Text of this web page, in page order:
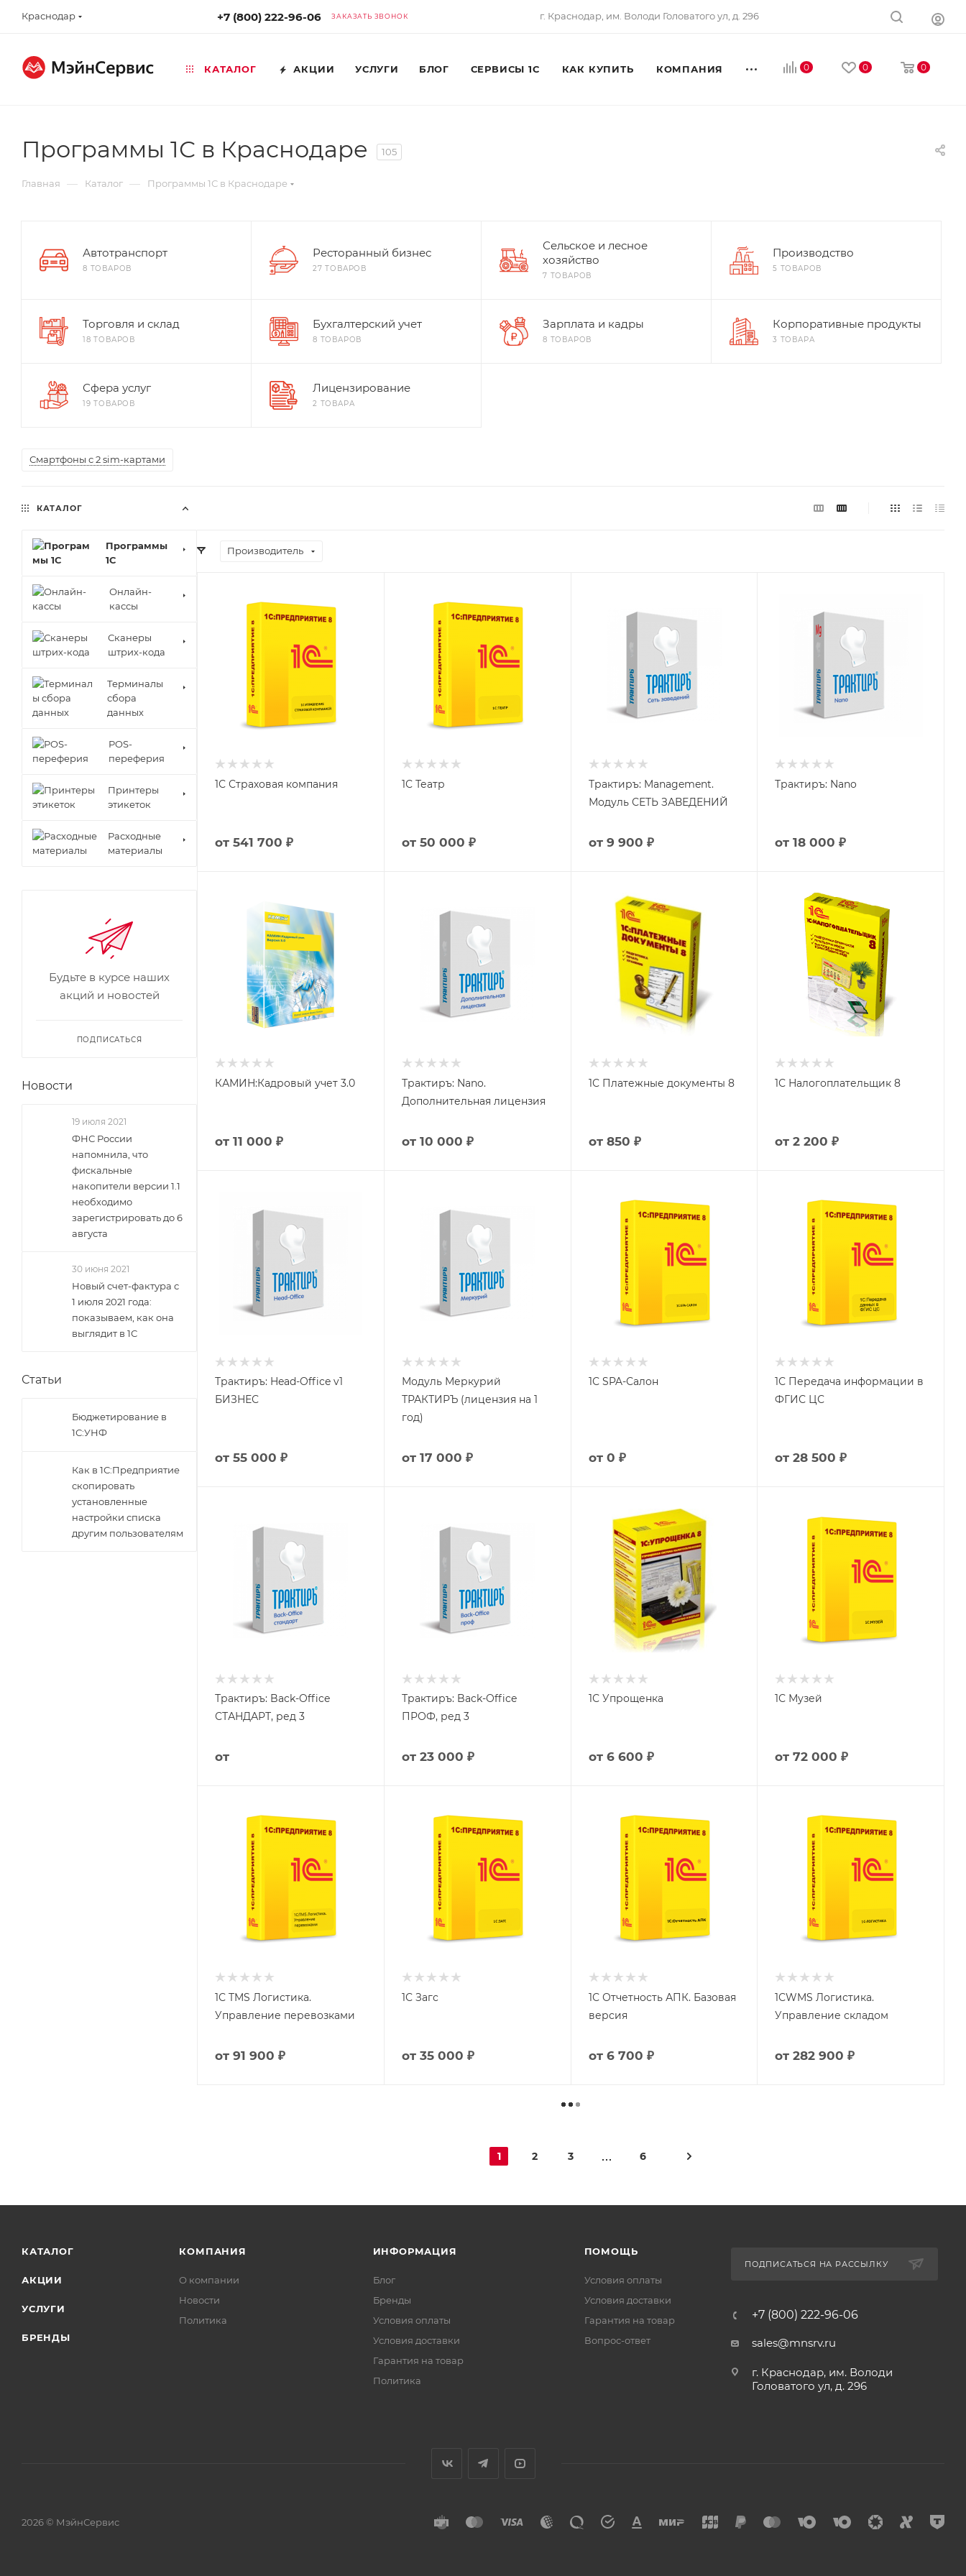
Краснодар +7 (800) 222-96-06 ЗАКАЗАТЬ ЗВОНОК г. Краснодар, им. Володи Головатого ул, д. 296
0 0 0
КАТАЛОГ АКЦИИ УСЛУГИ БЛОГ СЕРВИСЫ 1С КАК КУПИТЬ КОМПАНИЯ
Программы 1С в Краснодаре 105
Главная — Каталог — Программы 1С в Краснодаре
Автотранспорт
8 ТОВАРОВ
Ресторанный бизнес
27 ТОВАРОВ
Сельское и лесное
хозяйство
7 ТОВАРОВ
Производство
5 ТОВАРОВ
Торговля и склад
18 ТОВАРОВ
Бухгалтерский учет
8 ТОВАРОВ
Зарплата и кадры
8 ТОВАРОВ
Корпоративные продукты
3 ТОВАРА
Сфера услуг
19 ТОВАРОВ
Лицензирование
2 ТОВАРА
Смартфоны с 2 sim-картами
Производитель
1С Страховая компания
от 541 700 ₽
1С Театр
от 50 000 ₽
Трактиръ: Management.
Модуль СЕТЬ ЗАВЕДЕНИЙ
от 9 900 ₽
Трактиръ: Nano
от18 000 ₽
КАМИН:Кадровый учет 3.0
от 11 000 ₽
Трактиръ: Nano.
Дополнительная лицензия
от 10 000 ₽
1С Платежные документы 8
от 850 ₽
1С Налогоплательщик 8
от2 200 ₽
Трактиръ: Head-Office v1
БИЗНЕС
от 55 000 ₽
Модуль Меркурий
ТРАКТИРЪ (лицензия на 1
год)
от 17 000 ₽
1С SPA-Салон
от 0 ₽
1С Передача информации в
ФГИС ЦС
от28 500 ₽
Трактиръ: Back-Office
СТАНДАРТ, ред 3
от
Трактиръ: Back-Office
ПРОФ, ред 3
от 23 000 ₽
1С Упрощенка
от 6 600 ₽
1С Музей
от72 000 ₽
1С TMS Логистика.
Управление перевозками
от 91 900 ₽
1С Загс
от 35 000 ₽
1С Отчетность АПК. Базовая
версия
от 6 700 ₽
1СWMS Логистика.
Управление складом
от282 900 ₽
1 2 3 6
КАТАЛОГ
Программы
1С
Онлайн-
кассы
Сканеры
штрих-кода
Терминалы
сбора
данных
POS-
переферия
Принтеры
этикеток
Расходные
материалы
Будьте в курсе наших
акций и новостей
ПОДПИСАТЬСЯ
Новости
19 июля 2021
ФНС России
напомнила, что
фискальные
накопители версии 1.1
необходимо
зарегистрировать до 6
августа
30 июня 2021
Новый счет-фактура с
1 июля 2021 года:
показываем, как она
выглядит в 1С
Статьи
Бюджетирование в
1С:УНФ
Как в 1С:Предприятие
скопировать
установленные
настройки списка
другим пользователям
КАТАЛОГ
АКЦИИ
УСЛУГИ
БРЕНДЫ
КОМПАНИЯ
О компании
Новости
Политика
ИНФОРМАЦИЯ
Блог
Бренды
Условия оплаты
Условия доставки
Гарантия на товар
Политика
ПОМОЩЬ
Условия оплаты
Условия доставки
Гарантия на товар
Вопрос-ответ
ПОДПИСАТЬСЯ НА РАССЫЛКУ
+7 (800) 222-96-06
sales@mnsrv.ru
г. Краснодар, им. Володи
Головатого ул, д. 296
2026 © МэйнСервис